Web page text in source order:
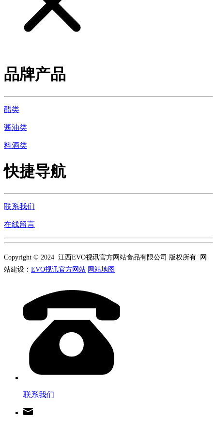
品牌产品
醋类
酱油类
料酒类
快捷导航
联系我们
在线留言
Copyright © 2024 江西EVO视讯官方网站食品有限公司 版权所有 网
站建设： EVO视讯官方网站 网站地图
联系我们